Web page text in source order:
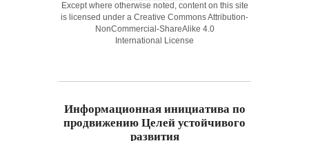
Except where otherwise noted, content on this site
is licensed under a Creative Commons Attribution-
NonCommercial-ShareAlike 4.0
International License
Информационная инициатива по
продвижению Целей устойчивого
развития